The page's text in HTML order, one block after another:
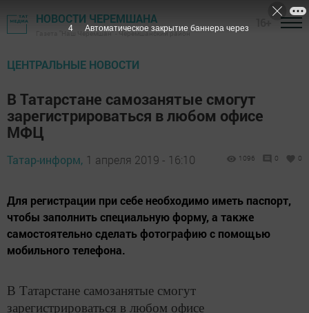
НОВОСТИ ЧЕРЕМШАНА
Газета "Наш Черемшан" - Черемшанский район
ЦЕНТРАЛЬНЫЕ НОВОСТИ
В Татарстане самозанятые смогут
зарегистрироваться в любом офисе
МФЦ
Татар-информ, 1 апреля 2019 - 16:10 1096 0 0
Для регистрации при себе необходимо иметь паспорт,
чтобы заполнить специальную форму, а также
самостоятельно сделать фотографию с помощью
мобильного телефона.
В Татарстане самозанятые смогут
зарегистрироваться в любом офисе
3 Автоматическое закрытие баннера через